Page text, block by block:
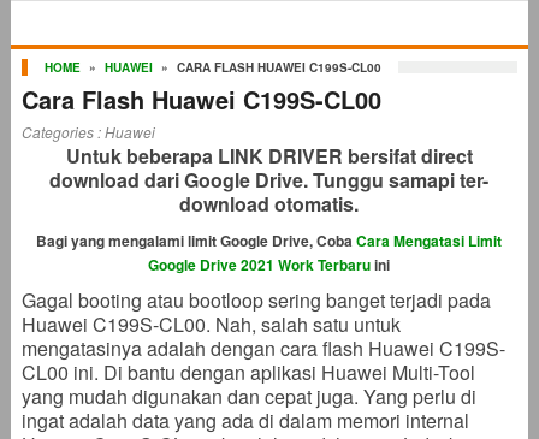
HOME » HUAWEI » CARA FLASH HUAWEI C199S-CL00
Cara Flash Huawei C199S-CL00
Categories :Huawei
Untuk beberapa LINK DRIVER bersifat direct
download dari Google Drive. Tunggu samapi ter-
download otomatis.
Bagi yang mengalami limit Google Drive, CobaCara Mengatasi Limit
Google Drive 2021 Work Terbaruini
Gagal booting atau bootloop sering banget terjadi pada
Huawei C199S-CL00. Nah, salah satu untuk
mengatasinya adalah dengan cara flash Huawei C199S-
CL00 ini. Di bantu dengan aplikasi Huawei Multi-Tool
yang mudah digunakan dan cepat juga. Yang perlu di
ingat adalah data yang ada di dalam memori internal